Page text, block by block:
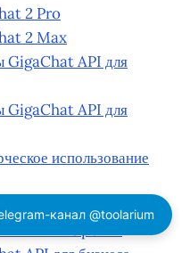
2 Pro
2 Max
GigaChat API для
GigaChat API для
использование
с OpenAI
канал @toolarium